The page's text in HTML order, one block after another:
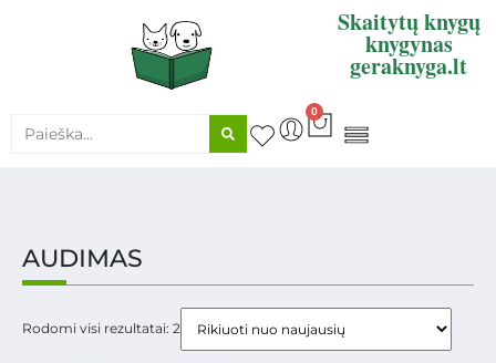
Skaitytų knygų
knygynas
geraknyga.lt
0
AUDIMAS
Rodomi visi rezultatai: 2